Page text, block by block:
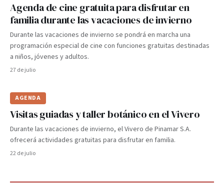
Agenda de cine gratuita para disfrutar en
familia durante las vacaciones de invierno
Durante las vacaciones de invierno se pondrá en marcha una
programación especial de cine con funciones gratuitas destinadas
a niños, jóvenes y adultos.
27 de julio
AGENDA
Visitas guiadas y taller botánico en el Vivero
Durante las vacaciones de invierno, el Vivero de Pinamar S.A.
ofrecerá actividades gratuitas para disfrutar en familia.
22 de julio